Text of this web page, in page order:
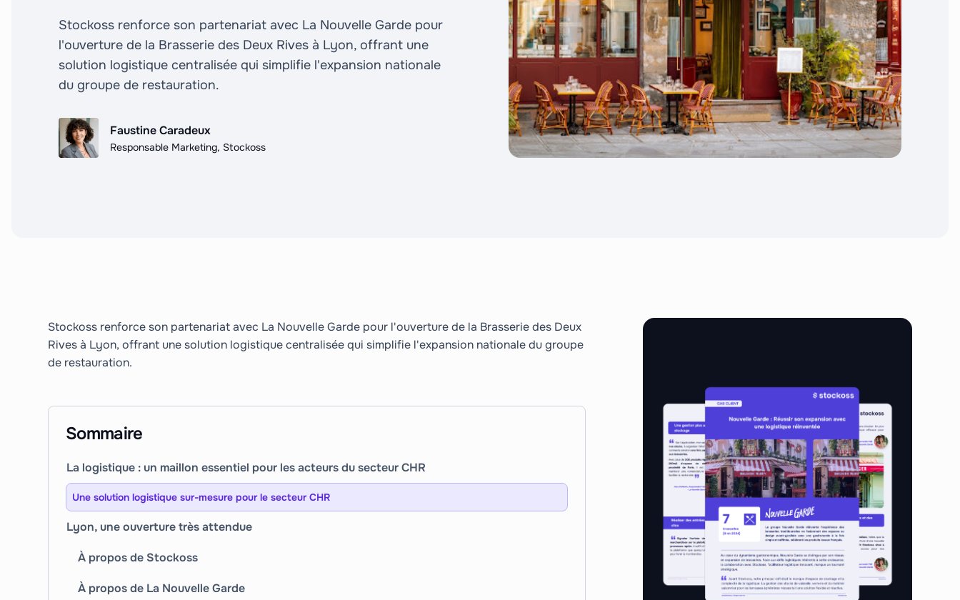
Stockoss renforce son partenariat avec La Nouvelle Garde pour
l'ouverture de la Brasserie des Deux Rives à Lyon, offrant une
solution logistique centralisée qui simplifie l'expansion nationale
du groupe de restauration.
Faustine Caradeux
Responsable Marketing, Stockoss
Stockoss renforce son partenariat avec La Nouvelle Garde pour l'ouverture de la Brasserie des Deux
Rives à Lyon, offrant une solution logistique centralisée qui simplifie l'expansion nationale du groupe
de restauration.
Sommaire
La logistique : un maillon essentiel pour les acteurs du secteur CHR
Une solution logistique sur-mesure pour le secteur CHR
Lyon, une ouverture très attendue
À propos de Stockoss
À propos de La Nouvelle Garde